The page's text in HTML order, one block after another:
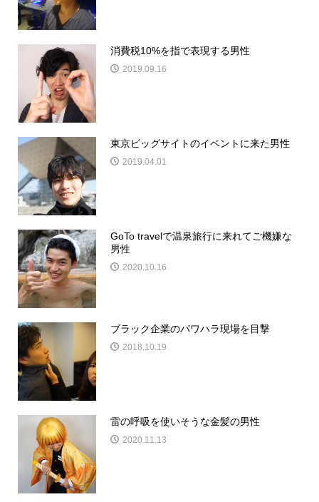
消費税10%を指で表現する男性
2019.09.16
東京ビッグサイトのイベントに来た男性
2019.04.01
GoTo travelで温泉旅行に来れてご機嫌な
男性
2020.10.16
ブラック企業のパワハラ現場を目撃
2018.10.19
雷の呼吸を使いそうな金髪の男性
2020.11.13